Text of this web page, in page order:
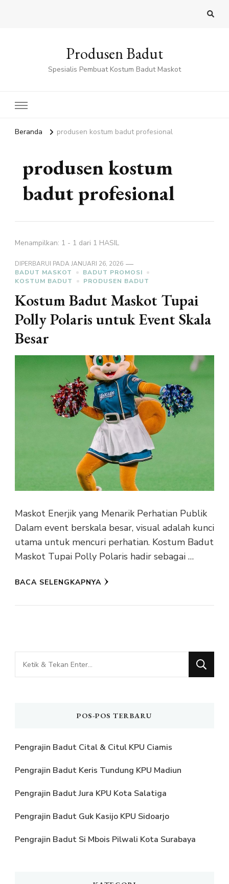
Produsen Badut
Spesialis Pembuat Kostum Badut Maskot
Beranda produsen kostum badut profesional
produsen kostum
badut profesional
Menampilkan: 1 - 1 dari 1 HASIL
DIPERBARUI PADAJANUARI 26, 2026
BADUT MASKOT
BADUT PROMOSI
KOSTUM BADUT
PRODUSEN BADUT
Kostum Badut Maskot Tupai
Polly Polaris untuk Event Skala
Besar
Maskot Enerjik yang Menarik Perhatian Publik
Dalam event berskala besar, visual adalah kunci
utama untuk mencuri perhatian. Kostum Badut
Maskot Tupai Polly Polaris hadir sebagai …
BACA SELENGKAPNYA
Mencari
Sesuatu?
POS-POS TERBARU
Pengrajin Badut Cital & Citul KPU Ciamis
Pengrajin Badut Keris Tundung KPU Madiun
Pengrajin Badut Jura KPU Kota Salatiga
Pengrajin Badut Guk Kasijo KPU Sidoarjo
Pengrajin Badut Si Mbois Pilwali Kota Surabaya